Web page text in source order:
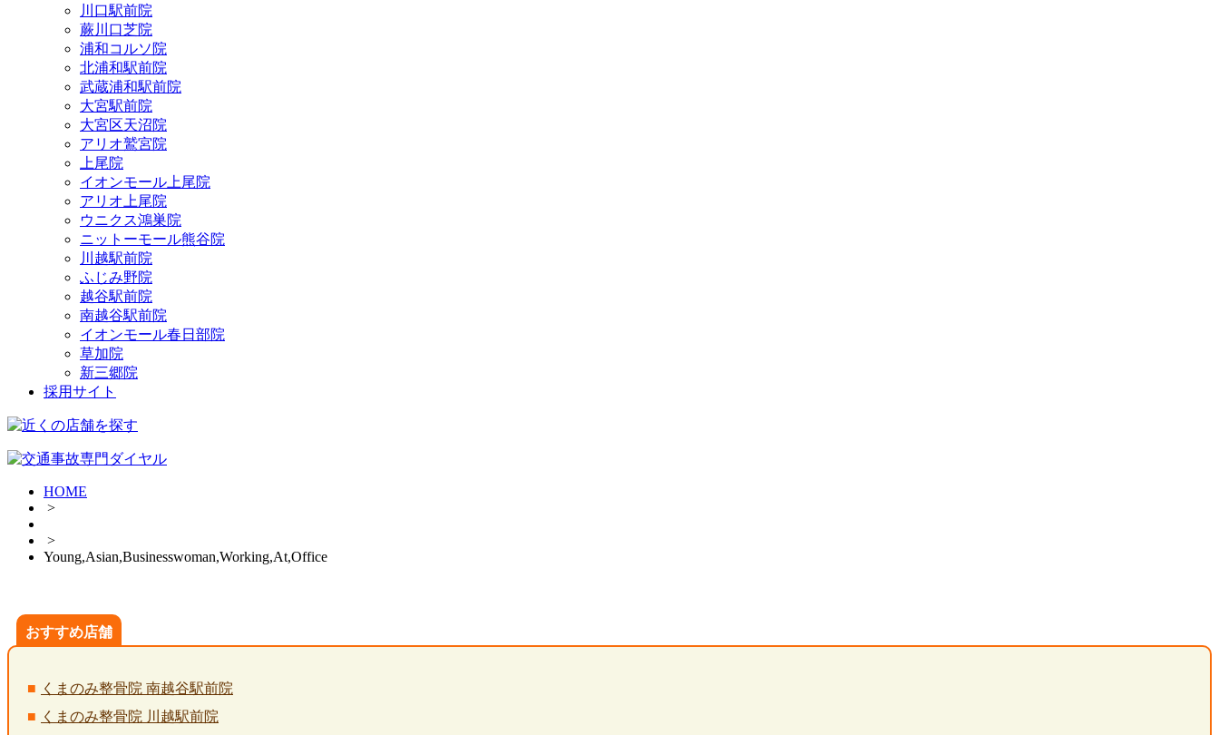
川口駅前院
蕨川口芝院
浦和コルソ院
北浦和駅前院
武蔵浦和駅前院
大宮駅前院
大宮区天沼院
アリオ鷲宮院
上尾院
イオンモール上尾院
アリオ上尾院
ウニクス鴻巣院
ニットーモール熊谷院
川越駅前院
ふじみ野院
越谷駅前院
南越谷駅前院
イオンモール春日部院
草加院
新三郷院
採用サイト
HOME
>
>
Young,Asian,Businesswoman,Working,At,Office
おすすめ店舗
くまのみ整骨院 南越谷駅前院
くまのみ整骨院 川越駅前院